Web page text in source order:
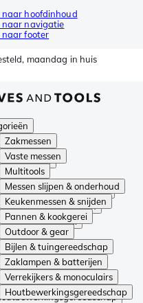
naar hoofdinhoud
naar navigatie
naar footer
maandag in huis
Zakmessen
Vaste messen
Multitools
Messen slijpen & onderhoud
Keukenmessen & snijden
Pannen & kookgerei
Outdoor & gear
Bijlen & tuingereedschap
Zaklampen & batterijen
Verrekijkers & monoculairs
Houtbewerkingsgereedschap
messen
slijpen & onderhoud
& snijden
& kookgerei
& gear
& tuingereedschap
& batterijen
& monoculairs